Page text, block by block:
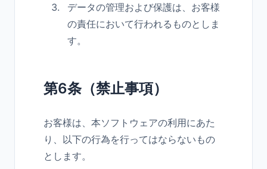
データの管理および保護は、お客様
の責任において行われるものとしま
す。
第6条（禁止事項）
お客様は、本ソフトウェアの利用にあた
り、以下の行為を行ってはならないもの
とします。